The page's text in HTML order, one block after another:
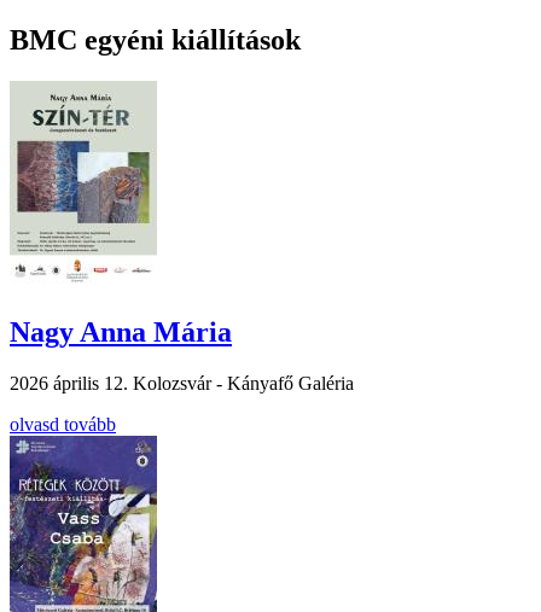
BMC egyéni kiállítások
Nagy Anna Mária
2026 április 12. Kolozsvár - Kányafő Galéria
olvasd tovább